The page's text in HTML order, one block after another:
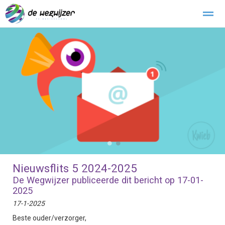
Buitengewoon verlof
Home Zoeken
● ●
Nieuwsflits 5 2024-2025
De Wegwijzer publiceerde dit bericht op 17-01-
2025
17-1-2025
Beste ouder/verzorger,